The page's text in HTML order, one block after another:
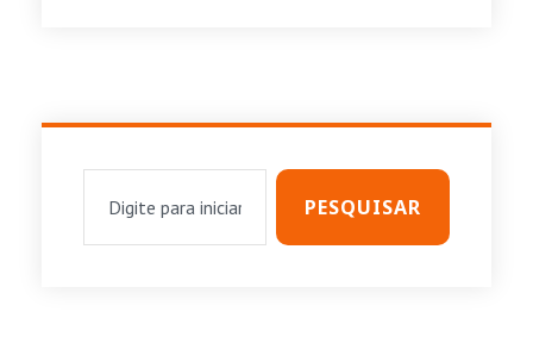
PESQUISAR